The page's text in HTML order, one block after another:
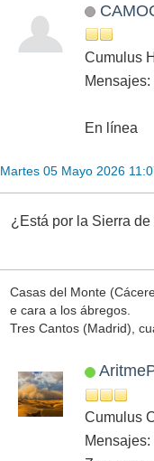
Cumulus
Mensajes:
En línea
Martes 05 Mayo 2026
¿Está por la Sierra
Casas del Monte
e cara a los ábregos.
Tres Cantos (Madrid),
Cumulus
Mensajes: